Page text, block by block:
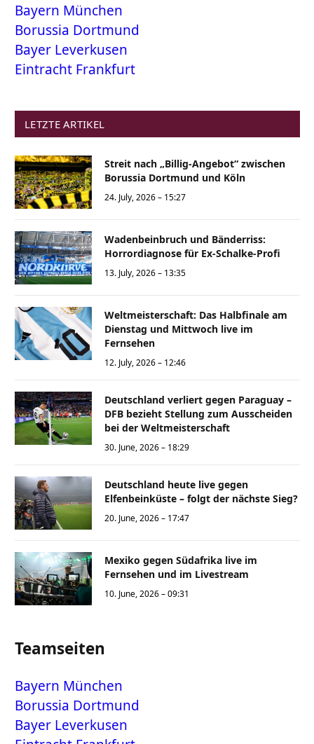
Bayern München
Borussia Dortmund
Bayer Leverkusen
Eintracht Frankfurt
LETZTE ARTIKEL
Streit nach „Billig-Angebot“ zwischen
Borussia Dortmund und Köln
24. July, 2026 – 15:27
Wadenbeinbruch und Bänderriss:
Horrordiagnose für Ex-Schalke-Profi
13. July, 2026 – 13:35
Weltmeisterschaft: Das Halbfinale am
Dienstag und Mittwoch live im
Fernsehen
12. July, 2026 – 12:46
Deutschland verliert gegen Paraguay –
DFB bezieht Stellung zum Ausscheiden
bei der Weltmeisterschaft
30. June, 2026 – 18:29
Deutschland heute live gegen
Elfenbeinküste – folgt der nächste Sieg?
20. June, 2026 – 17:47
Mexiko gegen Südafrika live im
Fernsehen und im Livestream
10. June, 2026 – 09:31
Teamseiten
Bayern München
Borussia Dortmund
Bayer Leverkusen